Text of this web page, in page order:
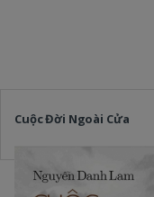
Cuộc Đời Ngoài Cửa